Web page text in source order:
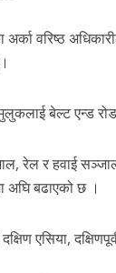
अर्का वरिष्ठ
बेल्ट एन्ड
रेल र हवाई सञ्जाल
अघि बढाएको छ ।
एसिया,